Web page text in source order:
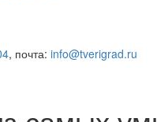
, почта: info@tverigrad.ru